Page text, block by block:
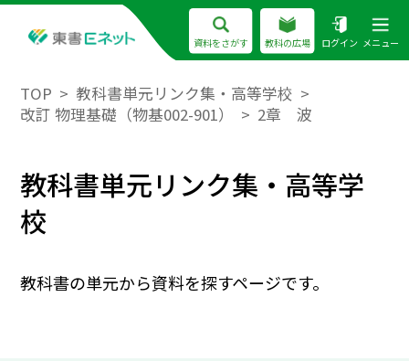
資料をさがす 教科の広場 ログイン メニュー
TOP
教科書単元リンク集・高等学校
改訂 物理基礎（物基002-901）
2章 波
教科書単元リンク集・高等学
校
教科書の単元から資料を探すページです。